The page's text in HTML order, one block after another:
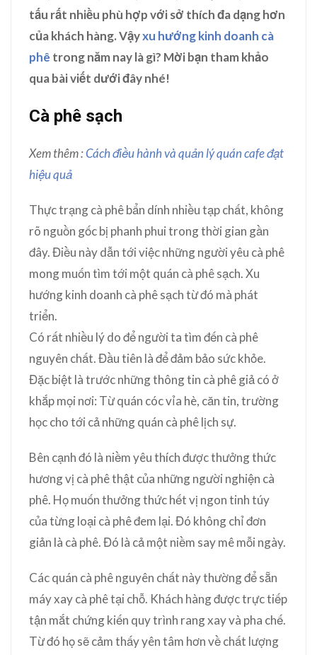
tấu rất nhiều phù hợp với sở thích đa dạng hơn
của khách hàng. Vậyxu hướng kinh doanh cà
phê trong năm nay là gì? Mời bạn tham khảo
qua bài viết dưới đây nhé!
Cà phê sạch
Xem thêm :Cách điều hành và quản lý quán cafe đạt
hiệu quả
Thực trạng cà phê bẩn dính nhiều tạp chất, không
rõ nguồn gốc bị phanh phui trong thời gian gần
đây. Điều này dẫn tới việc những người yêu cà phê
mong muốn tìm tới một quán cà phê sạch. Xu
hướng kinh doanh cà phê sạch từ đó mà phát
triển.
Có rất nhiều lý do để người ta tìm đến cà phê
nguyên chất. Đầu tiên là để đảm bảo sức khỏe.
Đặc biệt là trước những thông tin cà phê giả có ở
khắp mọi nơi: Từ quán cóc vỉa hè, căn tin, trường
học cho tới cả những quán cà phê lịch sự.
Bên cạnh đó là niềm yêu thích được thưởng thức
hương vị cà phê thật của những người nghiện cà
phê. Họ muốn thưởng thức hết vị ngon tinh túy
của từng loại cà phê đem lại. Đó không chỉ đơn
giản là cà phê. Đó là cả một niềm say mê mỗi ngày.
Các quán cà phê nguyên chất này thường để sẵn
máy xay cà phê tại chỗ. Khách hàng được trực tiếp
tận mắt chứng kiến quy trình rang xay và pha chế.
Từ đó họ sẽ cảm thấy yên tâm hơn về chất lượng